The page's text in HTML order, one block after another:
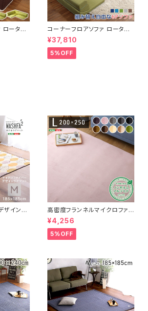
ロータイ
）同色
リア-
コーナーフロアソファ ロータイ
プ ファブリック 3人掛け（5色）
同色2セット｜Linaria-リナリ
ア- SH-07-LNR2SET
¥37,810
5%OFF
ザインラ
）
】
高密度フランネルマイクロファイ
バー・ラグマットLサイズ（200×2
50cm）洗えるラグマット｜ナル
トレア
¥4,256
5%OFF